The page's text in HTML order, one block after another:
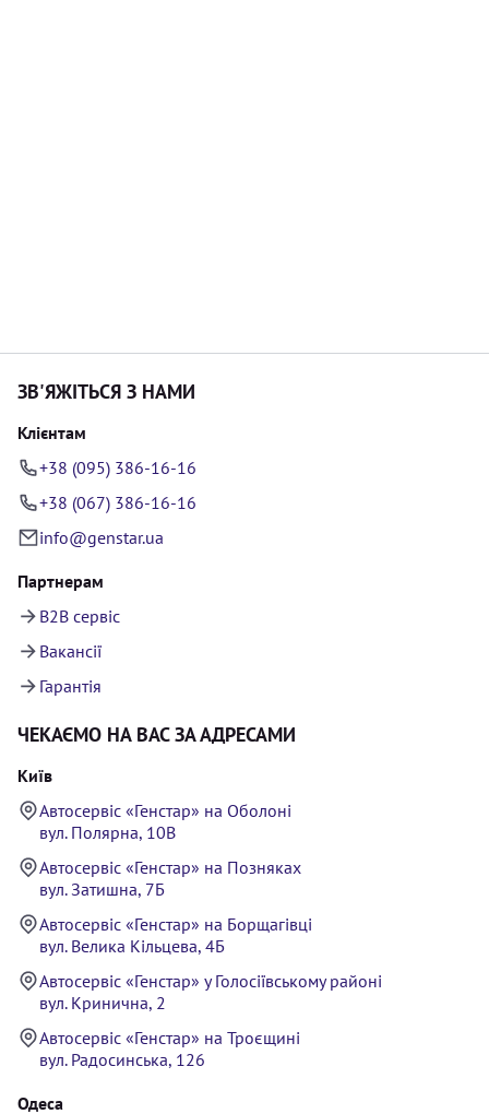
ЗВ'ЯЖІТЬСЯ З НАМИ
Клієнтам
+38 (095) 386-16-16
+38 (067) 386-16-16
info@genstar.ua
Партнерам
B2B сервіс
Вакансії
Гарантія
ЧЕКАЄМО НА ВАС ЗА АДРЕСАМИ
Київ
Автосервіс «Генстар» на Оболоні
вул. Полярна, 10В
Автосервіс «Генстар» на Позняках
вул. Затишна, 7Б
Автосервіс «Генстар» на Борщагівці
вул. Велика Кільцева, 4Б
Автосервіс «Генстар» у Голосіївському районі
вул. Кринична, 2
Автосервіс «Генстар» на Троєщині
вул. Радосинська, 126
Одеса